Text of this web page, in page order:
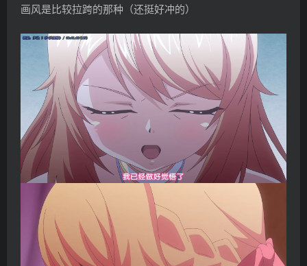
画风是比较拉跨的那种（还挺好冲的）